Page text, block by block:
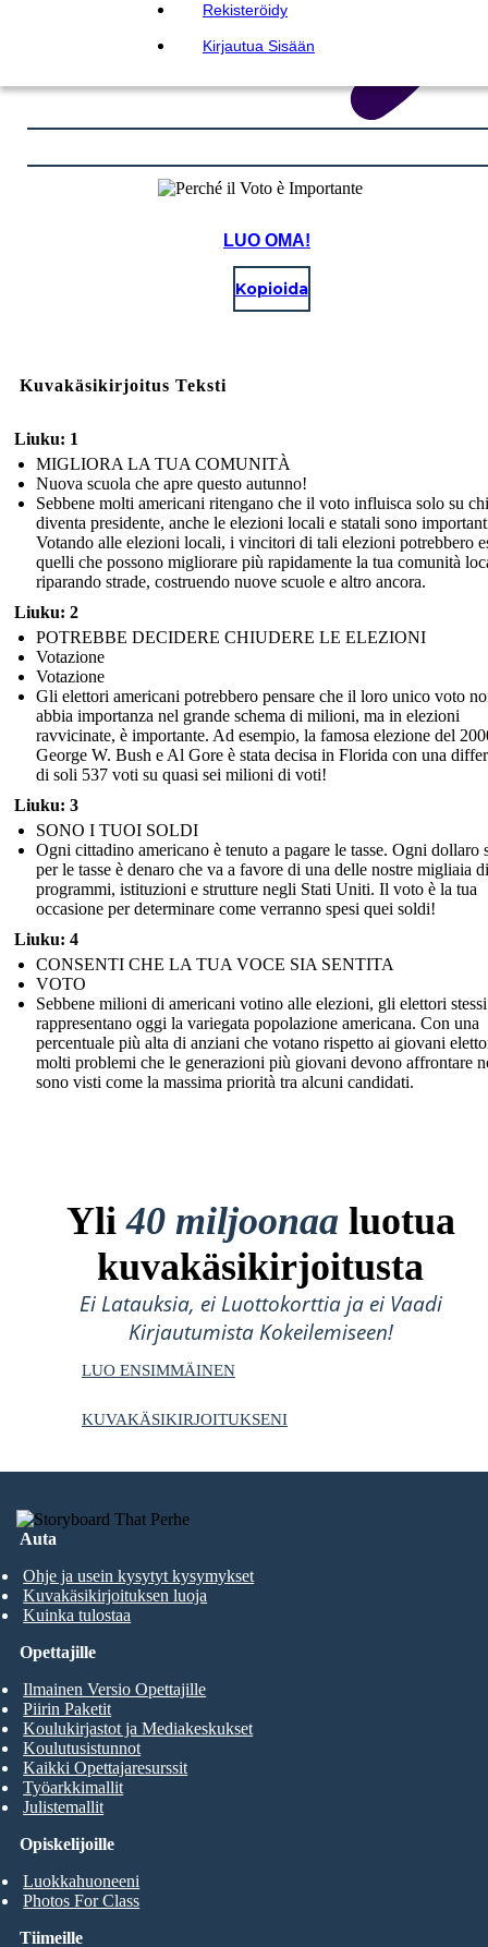
Rekisteröidy
Kirjautua Sisään
LUO OMA!
Kopioida
Kuvakäsikirjoitus Teksti
Liuku: 1
MIGLIORA LA TUA COMUNITÀ
Nuova scuola che apre questo autunno!
Sebbene molti americani ritengano che il voto influisca solo su chi
diventa presidente, anche le elezioni locali e statali sono
Votando alle elezioni locali, i vincitori di tali elezioni potrebbero
quelli che possono migliorare più rapidamente la tua comunità
riparando strade, costruendo nuove scuole e altro ancora.
Liuku: 2
POTREBBE DECIDERE CHIUDERE LE ELEZIONI
Votazione
Votazione
Gli elettori americani potrebbero pensare che il loro unico voto
abbia importanza nel grande schema di milioni, ma in elezioni
ravvicinate, è importante. Ad esempio, la famosa elezione del
George W. Bush e Al Gore è stata decisa in Florida con una
di soli 537 voti su quasi sei milioni di voti!
Liuku: 3
SONO I TUOI SOLDI
Ogni cittadino americano è tenuto a pagare le tasse. Ogni dollaro
per le tasse è denaro che va a favore di una delle nostre migliaia di
programmi, istituzioni e strutture negli Stati Uniti. Il voto è la tua
occasione per determinare come verranno spesi quei soldi!
Liuku: 4
CONSENTI CHE LA TUA VOCE SIA SENTITA
VOTO
Sebbene milioni di americani votino alle elezioni, gli elettori
rappresentano oggi la variegata popolazione americana. Con una
percentuale più alta di anziani che votano rispetto ai giovani
molti problemi che le generazioni più giovani devono affrontare
sono visti come la massima priorità tra alcuni candidati.
Yli40 miljoonaa luotua
kuvakäsikirjoitusta
Ei Latauksia, ei Luottokorttia ja ei Vaadi
Kirjautumista Kokeilemiseen!
LUO ENSIMMÄINEN
KUVAKÄSIKIRJOITUKSENI
Auta
Ohje ja usein kysytyt kysymykset
Kuvakäsikirjoituksen luoja
Kuinka tulostaa
Opiskelijoille
Luokkahuoneeni
Photos For Class
Opettajille
Ilmainen Versio Opettajille
Piirin Paketit
Koulukirjastot ja Mediakeskukset
Koulutusistunnot
Kaikki Opettajaresurssit
Työarkkimallit
Julistemallit
Tiimeille